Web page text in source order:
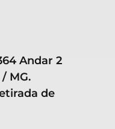
Andar 2
MG.
de